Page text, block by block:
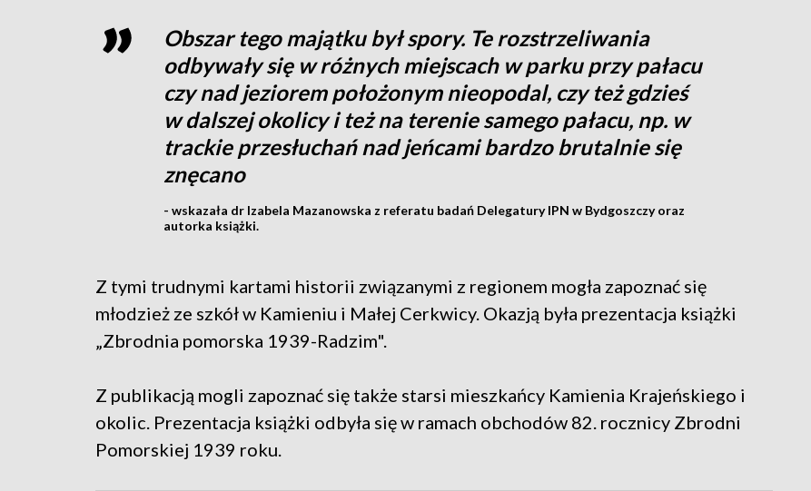
Obszar tego majątku był spory. Te rozstrzeliwania
odbywały się w różnych miejscach w parku przy pałacu
czy nad jeziorem położonym nieopodal, czy też gdzieś
w dalszej okolicy i też na terenie samego pałacu, np. w
trackie przesłuchań nad jeńcami bardzo brutalnie się
znęcano
- wskazała dr Izabela Mazanowska z referatu badań Delegatury IPN w Bydgoszczy oraz
autorka książki.
Z tymi trudnymi kartami historii związanymi z regionem mogła zapoznać się
młodzież ze szkół w Kamieniu i Małej Cerkwicy. Okazją była prezentacja książki
„Zbrodnia pomorska 1939-Radzim".
Z publikacją mogli zapoznać się także starsi mieszkańcy Kamienia Krajeńskiego i
okolic. Prezentacja książki odbyła się w ramach obchodów 82. rocznicy Zbrodni
Pomorskiej 1939 roku.